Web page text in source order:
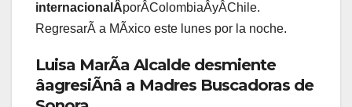
internacionalÂporÂColombiaÂyÂChile.
RegresarÃ a MÃxico este lunes por la noche.
Luisa MarÃa Alcalde desmiente
âagresiÃnâ a Madres Buscadoras de